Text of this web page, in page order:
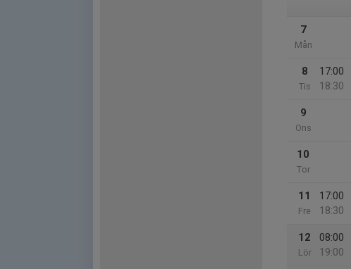
7
Mån
8
Tis
17:00
18:30
9
Ons
10
Tor
11
Fre
17:00
18:30
12
Lör
08:00
19:00